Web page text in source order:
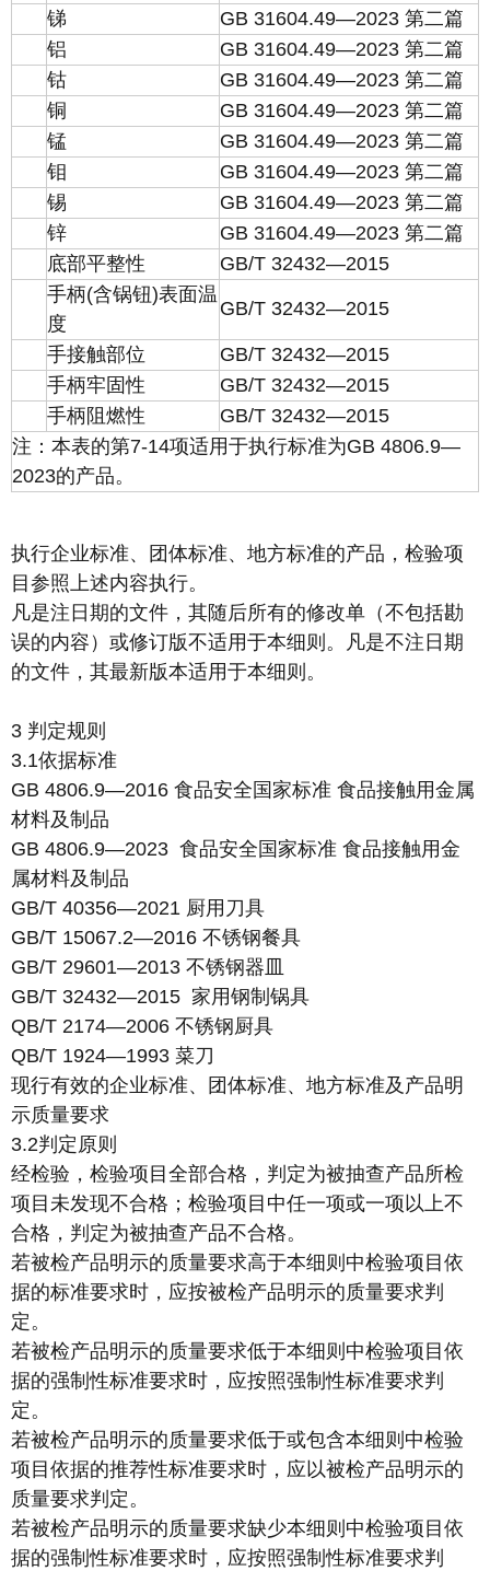
锑
GB 31604.49—2023 第二篇
铝
GB 31604.49—2023 第二篇
钴
GB 31604.49—2023 第二篇
铜
GB 31604.49—2023 第二篇
锰
GB 31604.49—2023 第二篇
钼
GB 31604.49—2023 第二篇
锡
GB 31604.49—2023 第二篇
锌
GB 31604.49—2023 第二篇
底部平整性
GB/T 32432—2015
手柄(含锅钮)表面温
度
GB/T 32432—2015
手接触部位
GB/T 32432—2015
手柄牢固性
GB/T 32432—2015
手柄阻燃性
GB/T 32432—2015
注：本表的第7-14项适用于执行标准为GB 4806.9—
2023的产品。
执行企业标准、团体标准、地方标准的产品，检验项
目参照上述内容执行。
凡是注日期的文件，其随后所有的修改单（不包括勘
误的内容）或修订版不适用于本细则。凡是不注日期
的文件，其最新版本适用于本细则。
3 判定规则
3.1依据标准
GB 4806.9—2016 食品安全国家标准 食品接触用金属
材料及制品
GB 4806.9—2023 食品安全国家标准 食品接触用金
属材料及制品
GB/T 40356—2021 厨用刀具
GB/T 15067.2—2016 不锈钢餐具
GB/T 29601—2013 不锈钢器皿
GB/T 32432—2015 家用钢制锅具
QB/T 2174—2006 不锈钢厨具
QB/T 1924—1993 菜刀
现行有效的企业标准、团体标准、地方标准及产品明
示质量要求
3.2判定原则
经检验，检验项目全部合格，判定为被抽查产品所检
项目未发现不合格；检验项目中任一项或一项以上不
合格，判定为被抽查产品不合格。
若被检产品明示的质量要求高于本细则中检验项目依
据的标准要求时，应按被检产品明示的质量要求判
定。
若被检产品明示的质量要求低于本细则中检验项目依
据的强制性标准要求时，应按照强制性标准要求判
定。
若被检产品明示的质量要求低于或包含本细则中检验
项目依据的推荐性标准要求时，应以被检产品明示的
质量要求判定。
若被检产品明示的质量要求缺少本细则中检验项目依
据的强制性标准要求时，应按照强制性标准要求判